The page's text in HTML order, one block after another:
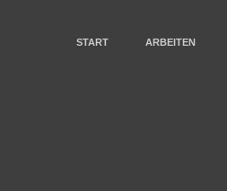
START ARBEITEN